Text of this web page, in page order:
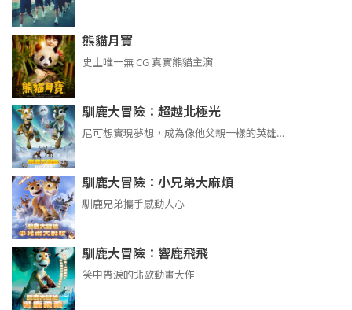
熊貓月寶
史上唯一無 CG 真實熊貓主演
馴鹿大冒險：超越北極光
尼可想實現夢想，成為像他父親一樣的英雄…
馴鹿大冒險：小兄弟大麻煩
馴鹿兄弟攜手感動人心
馴鹿大冒險：響鹿飛飛
笑中帶淚的北歐動畫大作